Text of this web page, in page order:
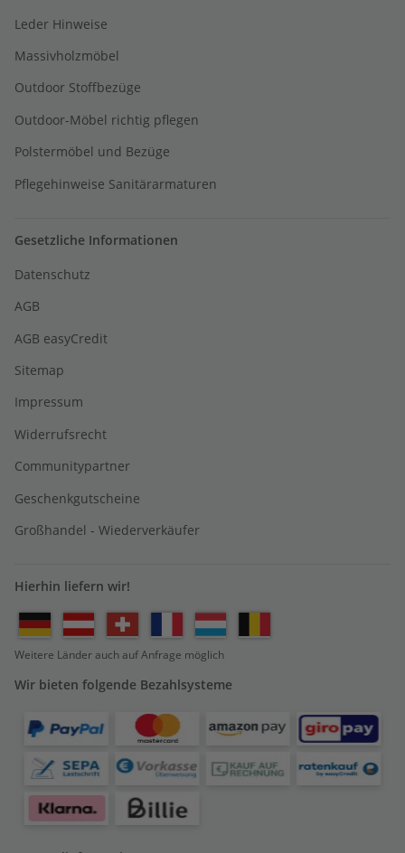
Leder Hinweise
Massivholzmöbel
Outdoor Stoffbezüge
Outdoor-Möbel richtig pflegen
Polstermöbel und Bezüge
Pflegehinweise Sanitärarmaturen
Gesetzliche Informationen
Datenschutz
AGB
AGB easyCredit
Sitemap
Impressum
Widerrufsrecht
Communitypartner
Geschenkgutscheine
Großhandel - Wiederverkäufer
Hierhin liefern wir!
Weitere Länder auch auf Anfrage möglich
Wir bieten folgende Bezahlsysteme